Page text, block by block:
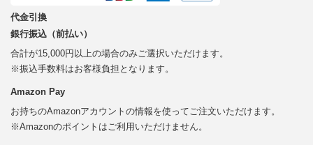
代金引換
銀行振込（前払い）
合計が15,000円以上の場合のみご選択いただけます。
※振込手数料はお客様負担となります。
Amazon Pay
お持ちのAmazonアカウントの情報を使ってご注文いただけます。
※Amazonのポイントはご利用いただけません。